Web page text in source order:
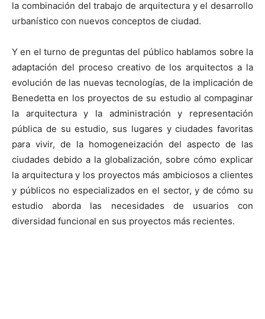
la combinación del trabajo de arquitectura y el desarrollo
urbanístico con nuevos conceptos de ciudad.
Y en el turno de preguntas del público hablamos sobre la
adaptación del proceso creativo de los arquitectos a la
evolución de las nuevas tecnologías, de la implicación de
Benedetta en los proyectos de su estudio al compaginar
la arquitectura y la administración y representación
pública de su estudio, sus lugares y ciudades favoritas
para vivir, de la homogeneización del aspecto de las
ciudades debido a la globalización, sobre cómo explicar
la arquitectura y los proyectos más ambiciosos a clientes
y públicos no especializados en el sector, y de cómo su
estudio aborda las necesidades de usuarios con
diversidad funcional en sus proyectos más recientes.